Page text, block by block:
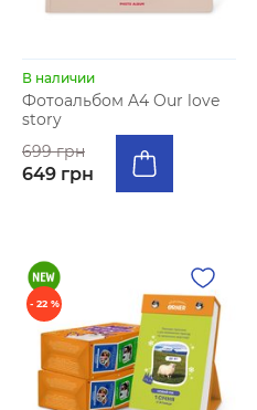
В наличии
Фотоальбом A4 Our love
story
699 грн
649 грн
- 22 %